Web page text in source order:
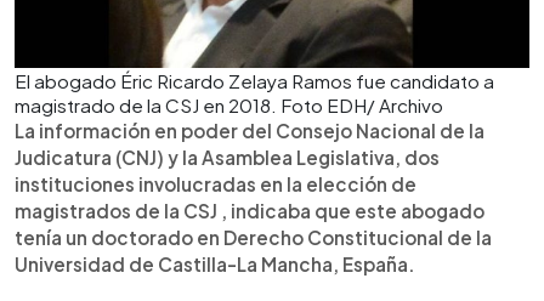
El abogado Éric Ricardo Zelaya Ramos fue candidato a
magistrado de la CSJ en 2018. Foto EDH/ Archivo
La información en poder del Consejo Nacional de la
Judicatura (CNJ) y la Asamblea Legislativa, dos
instituciones involucradas en la elección de
magistrados de la CSJ , indicaba que este abogado
tenía un doctorado en Derecho Constitucional de la
Universidad de Castilla-La Mancha, España.